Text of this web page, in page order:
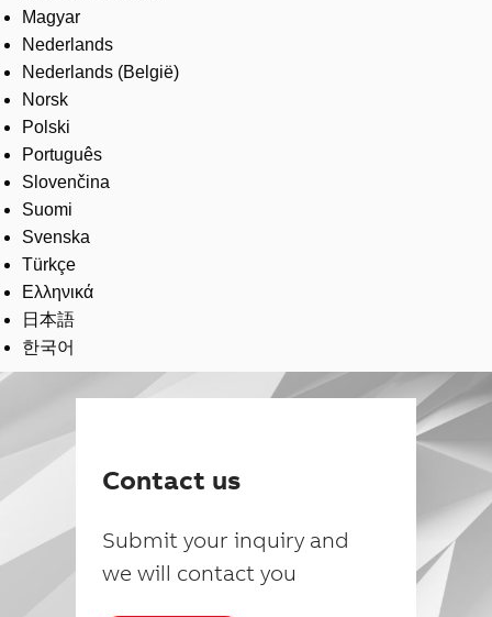
Magyar
Nederlands
Nederlands (België)
Norsk
Polski
Português
Slovenčina
Suomi
Svenska
Türkçe
Ελληνικά
日本語
한국어
Contact us
Submit your inquiry and
we will contact you